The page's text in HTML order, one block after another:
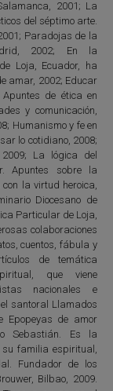
2001; La
del séptimo arte.
Paradojas de la
2002; En la
Loja, Ecuador, ha
amar, 2002; Educar
de ética en
y comunicación,
Humanismo y fe en
lo cotidiano, 2008;
2009; La lógica del
Apuntes sobre la
la virtud heroica,
Diocesano de
Particular de Loja,
colaboraciones
cuentos, fábula y
de temática
que viene
nacionales e
santoral Llamados
de amor
Sebastián. Es la
familia espiritual,
Fundador de los
Bilbao, 2009.